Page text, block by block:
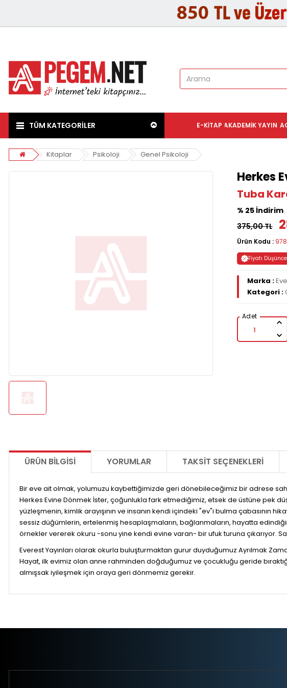
TÜM KATEGORİLER AKADEMIK YAYIN
E-KITAP
Kitaplar Psikoloji Genel Psikoloji
Herkes
Tuba
% 25 İndirim
375,00 TL
Ürün Kodu :
Fiyatı
Marka :
Kategori :
ÜRÜN BILGISI YORUMLAR TAKSIT SEÇENEKLERI
Bir eve ait olmak, yolumuzu kaybettiğimizde geri dönebileceğimiz bir adrese
Herkes Evine Dönmek İster, çoğunlukla fark etmediğimiz, etsek de üstüne pek
yüzleşmenin, kimlik arayışının ve insanın kendi içindeki "ev"i bulma çabasının
sessiz düğümlerin, ertelenmiş hesaplaşmaların, bağlanmaların, hayatta
örnekler vererek okuru -sonu yine kendi evine varan- bir ufuk turuna çıkarıyor.
Everest Yayınları olarak okurla buluşturmaktan gurur duyduğumuz Ayrılmak
Hayat, ilk evimiz olan anne rahminden doğduğumuz ve çocukluğu geride
almışsak iyileşmek için oraya geri dönmemiz gerekir.